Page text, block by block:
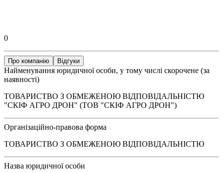
0
Про компанію Відгуки
Найменування юридичної особи, у тому числі скорочене (за
наявності)
ТОВАРИСТВО З ОБМЕЖЕНОЮ ВІДПОВІДАЛЬНІСТЮ
"СКІФ АГРО ДРОН" (ТОВ "СКІФ АГРО ДРОН")
Організаційно-правова форма
ТОВАРИСТВО З ОБМЕЖЕНОЮ ВІДПОВІДАЛЬНІСТЮ
Назва юридичної особи